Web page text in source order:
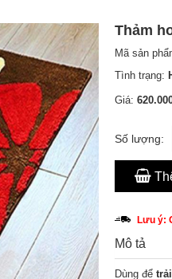
Thảm
Mã sản
Tình trạng:
Giá:
Số lượng:
Lưu ý:
Mô tả
Dùng để